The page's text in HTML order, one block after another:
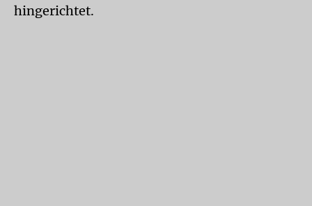
hingerichtet.